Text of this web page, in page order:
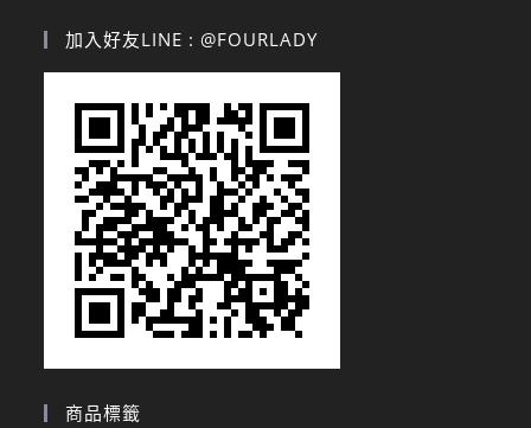
加入好友LINE : @FOURLADY
商品標籤